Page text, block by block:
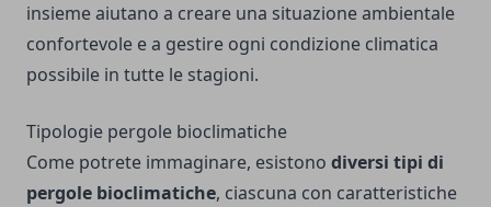
insieme aiutano a creare una situazione ambientale
confortevole e a gestire ogni condizione climatica
possibile in tutte le stagioni.
Tipologie pergole bioclimatiche
Come potrete immaginare, esistono diversi tipi di
pergole bioclimatiche, ciascuna con caratteristiche